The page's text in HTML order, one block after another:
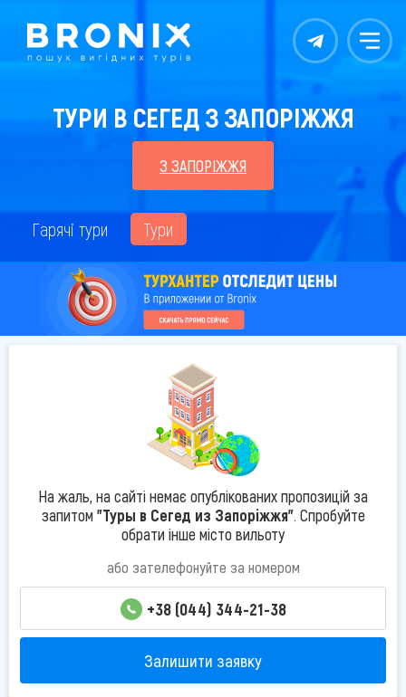
Контакты Меню
ТУРИ В СЕГЕД З ЗАПОРІЖЖЯ
З ЗАПОРІЖЖЯ
Гарячі тури Тури
На жаль, на сайті немає опублікованих пропозицій за
запитом "Туры в Сегед из Запоріжжя". Спробуйте
обрати інше місто вильоту
або зателефонуйте за номером
+38 (044) 344-21-38
Залишити заявку